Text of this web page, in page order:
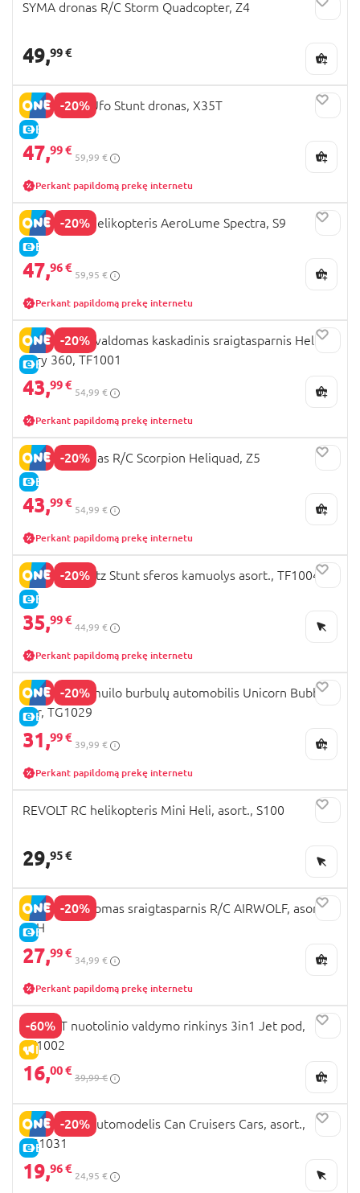
SYMA dronas R/C Storm Quadcopter, Z4
49,99 €
-20%
E-KAINA
REVOLT RC Ufo Stunt dronas, X35T
47,99 €
59,99 €
Perkant papildomą prekę internetu
-20%
E-KAINA
REVOLT RC helikopteris AeroLume Spectra, S9
47,96 €
59,95 €
Perkant papildomą prekę internetu
-20%
E-KAINA
REVOLT R/C valdomas kaskadinis sraigtasparnis Heli
Fury 360, TF1001
43,99 €
54,99 €
Perkant papildomą prekę internetu
-20%
E-KAINA
REVOLT dronas R/C Scorpion Heliquad, Z5
43,99 €
54,99 €
Perkant papildomą prekę internetu
-20%
E-KAINA
REVOLT Orbitz Stunt sferos kamuolys asort., TF1004
35,99 €
44,99 €
Perkant papildomą prekę internetu
-20%
E-KAINA
REVOLT RC muilo burbulų automobilis Unicorn Bubble
Car, TG1029
31,99 €
39,99 €
Perkant papildomą prekę internetu
REVOLT RC helikopteris Mini Heli, asort., S100
29,95 €
-20%
E-KAINA
REVOLT valdomas sraigtasparnis R/C AIRWOLF, asort.,
S5H
27,99 €
34,99 €
Perkant papildomą prekę internetu
-60%
IŠPARDAVIMAS
REVOLT nuotolinio valdymo rinkinys 3in1 Jet pod,
TF1002
16,00 €
39,99 €
-20%
E-KAINA
REVOLT RC automodelis Can Cruisers Cars, asort.,
TG1031
19,96 €
24,95 €